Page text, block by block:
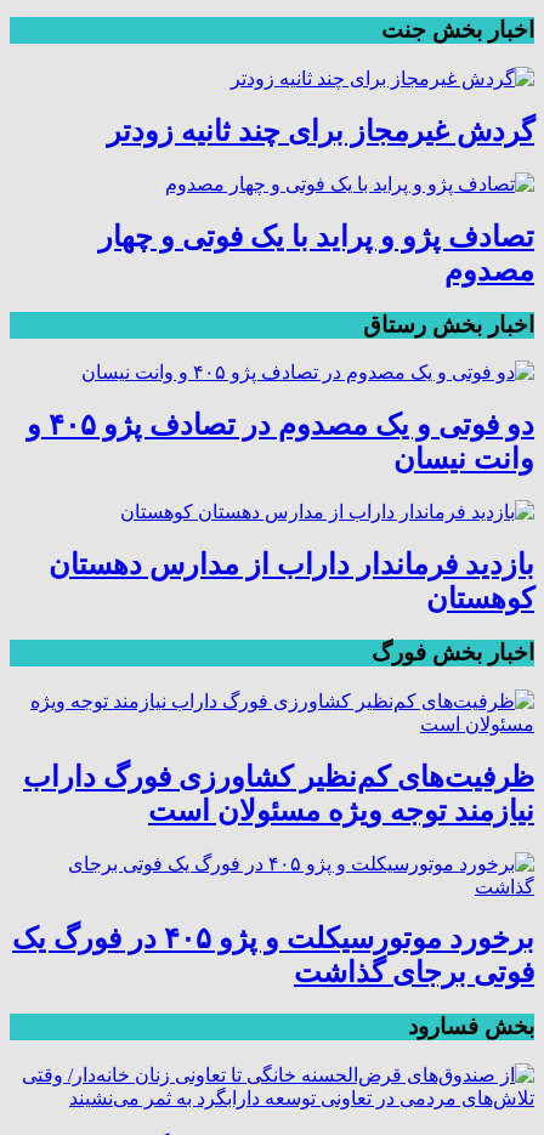
اخبار بخش جنت
گردش غیرمجاز برای چند ثانیه زودتر
تصادف پژو و پراید با یک فوتی و چهار
مصدوم
اخبار بخش رستاق
دو فوتی و یک مصدوم در تصادف پژو ۴۰۵ و
وانت نیسان
بازدید فرماندار داراب از مدارس دهستان
کوهستان
اخبار بخش فورگ
ظرفیت‌های کم‌نظیر کشاورزی فورگ داراب
نیازمند توجه ویژه مسئولان است
برخورد موتورسیکلت و پژو ۴۰۵ در فورگ یک
فوتی برجای گذاشت
بخش فسارود